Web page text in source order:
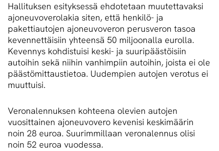
Hallituksen esityksessä ehdotetaan muutettavaksi
ajoneuvoverolakia siten, että henkilö- ja
pakettiautojen ajoneuvoveron perusveron tasoa
kevennettäisiin yhteensä 50 miljoonalla eurolla.
Kevennys kohdistuisi keski- ja suuripäästöisiin
autoihin sekä niihin vanhimpiin autoihin, joista ei ole
päästömittaustietoa. Uudempien autojen verotus ei
muuttuisi.
Veronalennuksen kohteena olevien autojen
vuosittainen ajoneuvovero kevenisi keskimäärin
noin 28 euroa. Suurimmillaan veronalennus olisi
noin 52 euroa vuodessa.